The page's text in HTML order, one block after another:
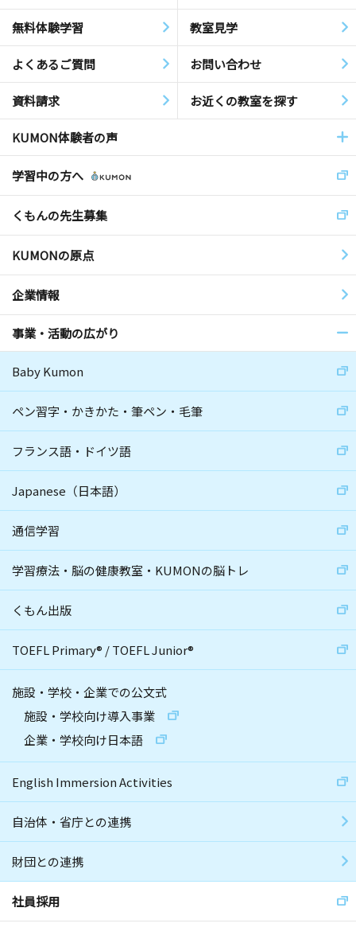
無料体験学習 教室見学
よくあるご質問 お問い合わせ
資料請求 お近くの教室を探す
KUMON体験者の声
学習中の方へ
くもんの先生募集
KUMONの原点
企業情報
事業・活動の広がり
Baby Kumon
ペン習字・かきかた・筆ペン・毛筆
フランス語・ドイツ語
Japanese（日本語）
通信学習
学習療法・脳の健康教室・KUMONの脳トレ
くもん出版
TOEFL Primary® /TOEFL Junior®
施設・学校・企業での公文式
施設・学校向け導入事業
企業・学校向け日本語
English Immersion Activities
自治体・省庁との連携
財団との連携
社員採用